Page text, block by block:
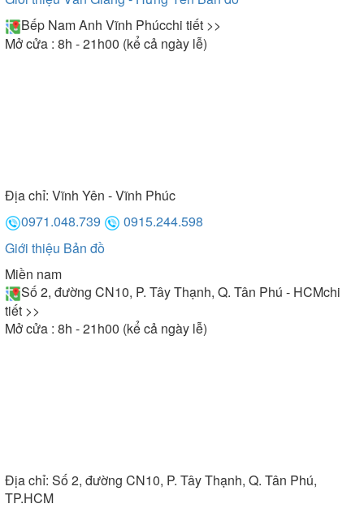
Bếp Nam Anh Vĩnh Phúcchi tiết >>
Mở cửa : 8h - 21h00 (kể cả ngày lễ)
Địa chỉ: Vĩnh Yên - Vĩnh Phúc
0971.048.739
0915.244.598
Giới thiệu Bản đồ
Miền nam
Số 2, đường CN10, P. Tây Thạnh, Q. Tân Phú - HCMchi
tiết >>
Mở cửa : 8h - 21h00 (kể cả ngày lễ)
Địa chỉ: Số 2, đường CN10, P. Tây Thạnh, Q. Tân Phú,
TP.HCM